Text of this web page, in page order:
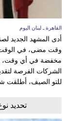
القاهرة ـ لبنان اليوم
أدى المشهد الجديد
وقت مضى، في الوقت
مخفضة في أي وقت،
الشركات الفرصة
للتو الصيف، أطلقت
تحديد